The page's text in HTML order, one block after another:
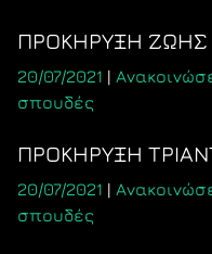
ΠΡΟΚΗΡΥΞΗ ΖΩΗΣ
20/07/2021 |
σπουδές
ΠΡΟΚΗΡΥΞΗ
20/07/2021 |
σπουδές